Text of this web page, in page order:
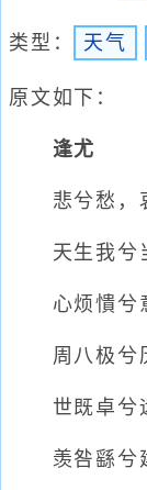
类型： 天气
原文如下：
逢尤
悲兮愁，哀
天生我兮当
心烦憒兮意
周八极兮历
世既卓兮远
羡咎繇兮建